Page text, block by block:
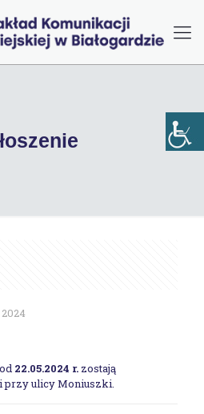
2024
22.05.2024 r.zostają
ulicy Moniuszki.